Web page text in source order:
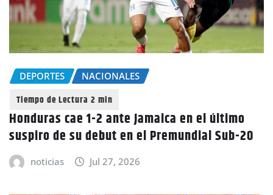
DEPORTES NACIONALES
Honduras cae 1-2 ante Jamaica en el último
suspiro de su debut en el Premundial Sub-20
noticias Jul 27, 2026